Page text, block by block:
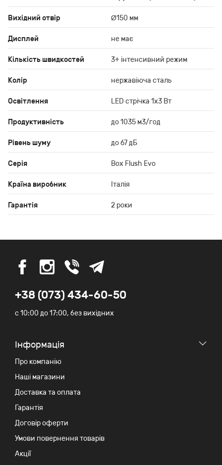
Вихідний отвір Ø150 мм
Дисплей не має
Кількість швидкостей 3+ інтенсивний режим
Колір нержавіюча сталь
Освітлення LED стрічка 1х3 Вт
Продуктивність до 1035 м3/год
Рівень шуму до 67 дБ
Серія Box Flush Evo
Країна виробник Італія
Гарантія 2 роки
+38 (073) 434-60-50
c 10:00 до 17:00, без вихідних
Iнформація
Про компанію
Наші магазини
Доставка та оплата
Гарантія
Договір оферти
Умови повернення товарів
Акції